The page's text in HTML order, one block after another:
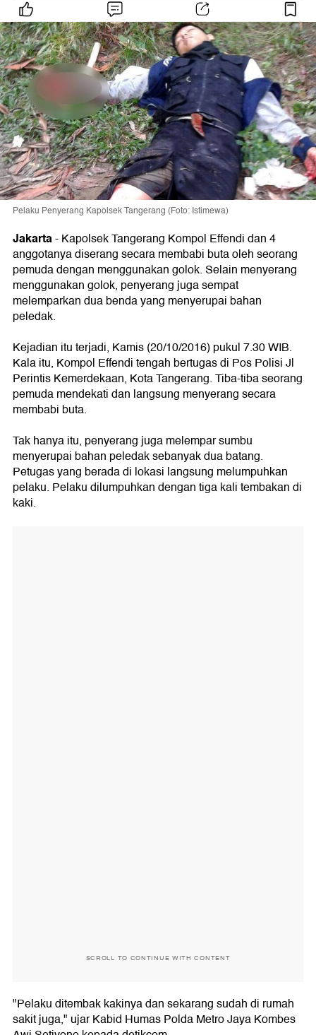
Pelaku Penyerang Kapolsek Tangerang (Foto: Istimewa)
Jakarta-Kapolsek Tangerang Kompol Effendi dan 4
anggotanya diserang secara membabi buta oleh seorang
pemuda dengan menggunakan golok. Selain menyerang
menggunakan golok, penyerang juga sempat
melemparkan dua benda yang menyerupai bahan
peledak.
Kejadian itu terjadi, Kamis (20/10/2016) pukul 7.30 WIB.
Kala itu, Kompol Effendi tengah bertugas di Pos Polisi Jl
Perintis Kemerdekaan, Kota Tangerang. Tiba-tiba seorang
pemuda mendekati dan langsung menyerang secara
membabi buta.
Tak hanya itu, penyerang juga melempar sumbu
menyerupai bahan peledak sebanyak dua batang.
Petugas yang berada di lokasi langsung melumpuhkan
pelaku. Pelaku dilumpuhkan dengan tiga kali tembakan di
kaki.
SCROLL TO CONTINUE WITH CONTENT
"Pelaku ditembak kakinya dan sekarang sudah di rumah
sakit juga," ujar Kabid Humas Polda Metro Jaya Kombes